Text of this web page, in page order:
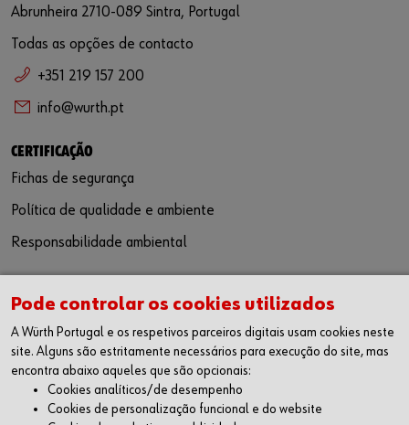
Abrunheira 2710-089 Sintra, Portugal
Todas as opções de contacto
+351 219 157 200
info@wurth.pt
CERTIFICAÇÃO
Fichas de segurança
Política de qualidade e ambiente
Responsabilidade ambiental
Facebook
Instagram
LinkedIn
Youtube
WÜRTH APP
Pode controlar os cookies utilizados
A Würth Portugal e os respetivos parceiros digitais usam cookies neste
site. Alguns são estritamente necessários para execução do site, mas
encontra abaixo aqueles que são opcionais:
Cookies analíticos/de desempenho
Cookies de personalização funcional e do website